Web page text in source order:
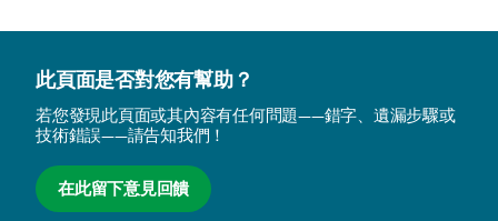
此頁面是否對您有幫助？
若您發現此頁面或其內容有任何問題——錯字、遺漏步驟或
技術錯誤——請告知我們！
在此留下意見回饋